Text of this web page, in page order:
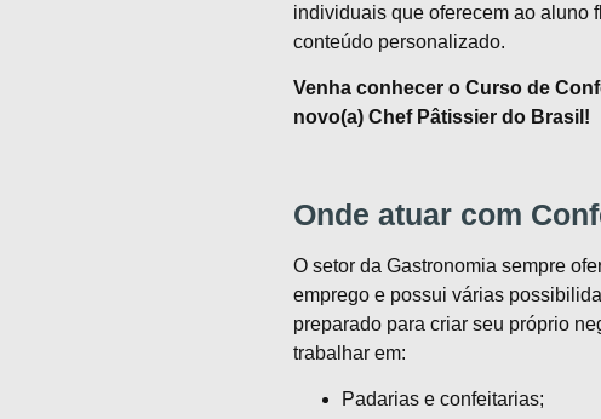
individuais que oferecem ao aluno
conteúdo personalizado.
Venha conhecer o Curso de
novo(a) Chef Pâtissier do Brasil!
Onde atuar com
O setor da Gastronomia sempre
emprego e possui várias
preparado para criar seu próprio
trabalhar em:
Padarias e confeitarias;